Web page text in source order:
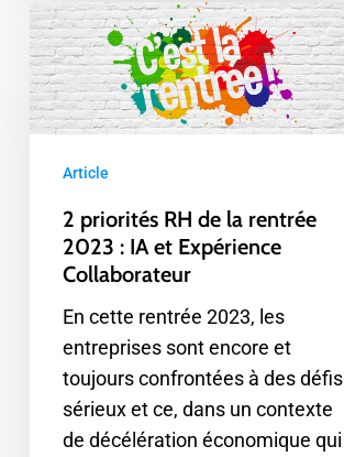
2
priorités
RH
de
la
rentrée
Expérience
Collaborateur
Article
2 priorités RH de la rentrée
2023 : IA et Expérience
Collaborateur
En cette rentrée 2023, les
entreprises sont encore et
toujours confrontées à des défis
sérieux et ce, dans un contexte
de décélération économique qui